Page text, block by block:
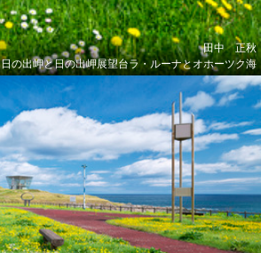
田中 正秋
日の出岬と日の出岬展望台ラ・ルーナとオホーツク海